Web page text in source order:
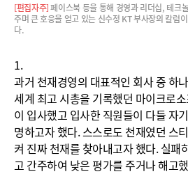
페이스북 등을 통해 경영과 리더십, 테크
주며 큰 호응을 얻고 있는 신수정 KT 부사장의 칼럼
다.
1.
과거 천재경영의 대표적인 회사 중 하
세계 최고 시총을 기록했던 마이크로
이 입사했고 입사한 직원들이 다들 자
명하고자 했다. 스스로도 천재였던 스
켜 진짜 천재를 찾아내고자 했다. 실패
고 간주하여 낮은 평가를 주거나 해고